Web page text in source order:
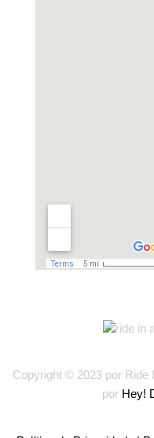
Copyright © 2023 por Ride
por Hey!